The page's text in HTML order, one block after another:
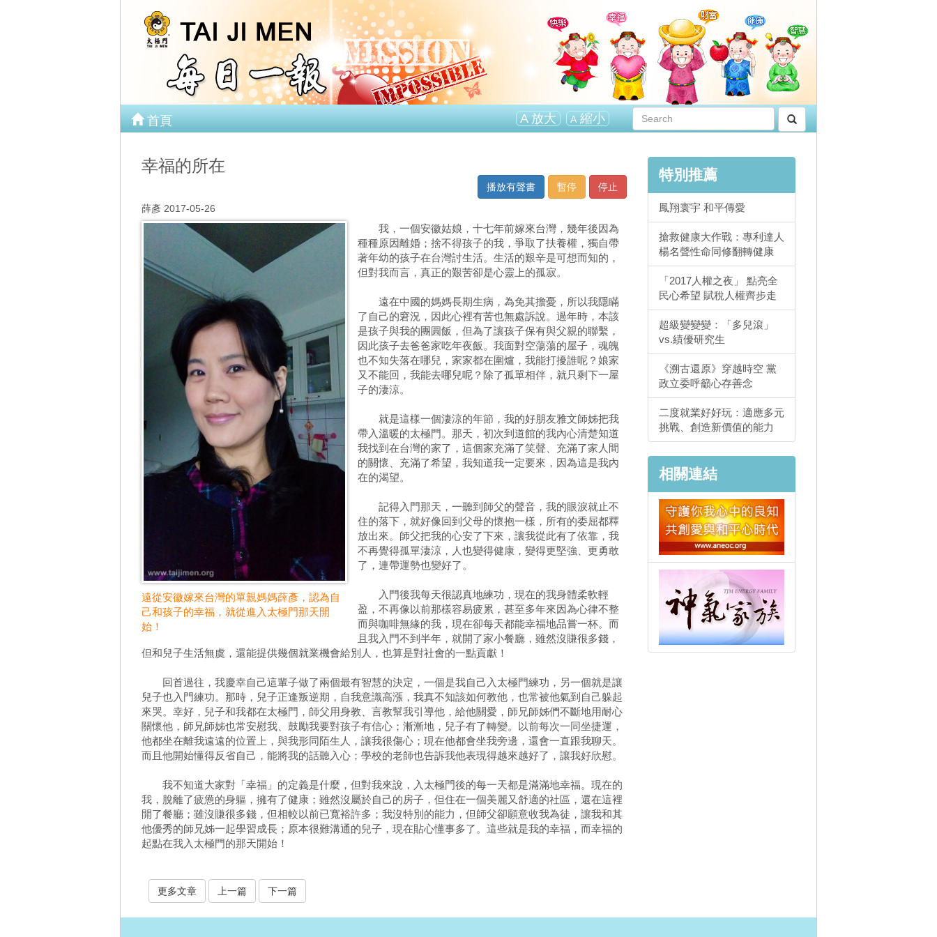
首頁 A放大 A 縮小
幸福的所在
停止
暫停
播放有聲書
薛彥 2017-05-26
遠從安徽嫁來台灣的單親媽媽薛彥，認為自
己和孩子的幸福，就從進入太極門那天開
始！
我，一個安徽姑娘，十七年前嫁來台灣，幾年後因為
種種原因離婚；捨不得孩子的我，爭取了扶養權，獨自帶
著年幼的孩子在台灣討生活。生活的艱辛是可想而知的，
但對我而言，真正的艱苦卻是心靈上的孤寂。
遠在中國的媽媽長期生病，為免其擔憂，所以我隱瞞
了自己的窘況，因此心裡有苦也無處訴說。過年時，本該
是孩子與我的團圓飯，但為了讓孩子保有與父親的聯繫，
因此孩子去爸爸家吃年夜飯。我面對空蕩蕩的屋子，魂魄
也不知失落在哪兒，家家都在圍爐，我能打擾誰呢？娘家
又不能回，我能去哪兒呢？除了孤單相伴，就只剩下一屋
子的淒涼。
就是這樣一個淒涼的年節，我的好朋友雅文師姊把我
帶入溫暖的太極門。那天，初次到道館的我內心清楚知道
我找到在台灣的家了，這個家充滿了笑聲、充滿了家人間
的關懷、充滿了希望，我知道我一定要來，因為這是我內
在的渴望。
記得入門那天，一聽到師父的聲音，我的眼淚就止不
住的落下，就好像回到父母的懷抱一樣，所有的委屈都釋
放出來。師父把我的心安了下來，讓我從此有了依靠，我
不再覺得孤單淒涼，人也變得健康，變得更堅強、更勇敢
了，連帶運勢也變好了。
入門後我每天很認真地練功，現在的我身體柔軟輕
盈，不再像以前那樣容易疲累，甚至多年來因為心律不整
而與咖啡無緣的我，現在卻每天都能幸福地品嘗一杯。而
且我入門不到半年，就開了家小餐廳，雖然沒賺很多錢，
但和兒子生活無虞，還能提供幾個就業機會給別人，也算是對社會的一點貢獻！
回首過往，我慶幸自己這輩子做了兩個最有智慧的決定，一個是我自己入太極門練功，另一個就是讓
兒子也入門練功。那時，兒子正逢叛逆期，自我意識高漲，我真不知該如何教他，也常被他氣到自己躲起
來哭。幸好，兒子和我都在太極門，師父用身教、言教幫我引導他，給他關愛，師兄師姊們不斷地用耐心
關懷他，師兄師姊也常安慰我、鼓勵我要對孩子有信心；漸漸地，兒子有了轉變。以前每次一同坐捷運，
他都坐在離我遠遠的位置上，與我形同陌生人，讓我很傷心；現在他都會坐我旁邊，還會一直跟我聊天。
而且他開始懂得反省自己，能將我的話聽入心；學校的老師也告訴我他表現得越來越好了，讓我好欣慰。
我不知道大家對「幸福」的定義是什麼，但對我來說，入太極門後的每一天都是滿滿地幸福。現在的
我，脫離了疲憊的身軀，擁有了健康；雖然沒屬於自己的房子，但住在一個美麗又舒適的社區，還在這裡
開了餐廳；雖沒賺很多錢，但相較以前已寬裕許多；我沒特別的能力，但師父卻願意收我為徒，讓我和其
他優秀的師兄姊一起學習成長；原本很難溝通的兒子，現在貼心懂事多了。這些就是我的幸福，而幸福的
起點在我入太極門的那天開始！
更多文章 上一篇 下一篇
特別推薦
鳳翔寰宇 和平傳愛
搶救健康大作戰：專利達人
楊名聲性命同修翻轉健康
「2017人權之夜」 點亮全
民心希望 賦稅人權齊步走
超級變變變：「多兒滾」
vs.績優研究生
《溯古還原》穿越時空 黨
政立委呼籲心存善念
二度就業好好玩：適應多元
挑戰、創造新價值的能力
相關連結